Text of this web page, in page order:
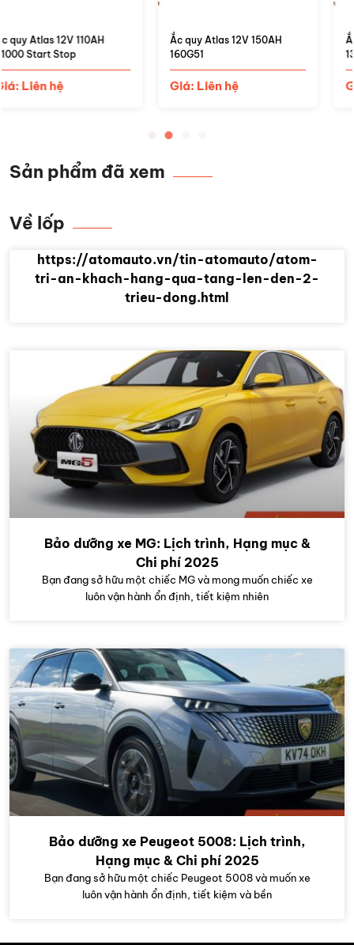
Ắc quy Atlas 12V 150AH
160G51
Giá: Liên hệ
Ắc quy Atlas 12V 120AH
135F51
Giá: Liên hệ
Sản phẩm đã xem
Về lốp
https://atomauto.vn/tin-atomauto/atom-
tri-an-khach-hang-qua-tang-len-den-2-
trieu-dong.html
Bảo dưỡng xe MG: Lịch trình, Hạng mục &
Chi phí 2025
Bạn đang sở hữu một chiếc MG và mong muốn chiếc xe
luôn vận hành ổn định, tiết kiệm nhiên
Bảo dưỡng xe Peugeot 5008: Lịch trình,
Hạng mục & Chi phí 2025
Bạn đang sở hữu một chiếc Peugeot 5008 và muốn xe
luôn vận hành ổn định, tiết kiệm và bền